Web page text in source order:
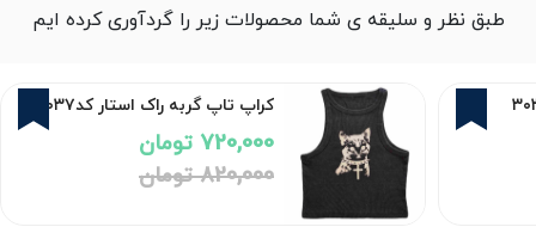
طبق نظر و سلیقه ی شما محصولات زیر را گردآوری کرده ایم
کراپ تاپ گربه راک استار کد۳۰۳۷
720,000 تومان
820,000 تومان